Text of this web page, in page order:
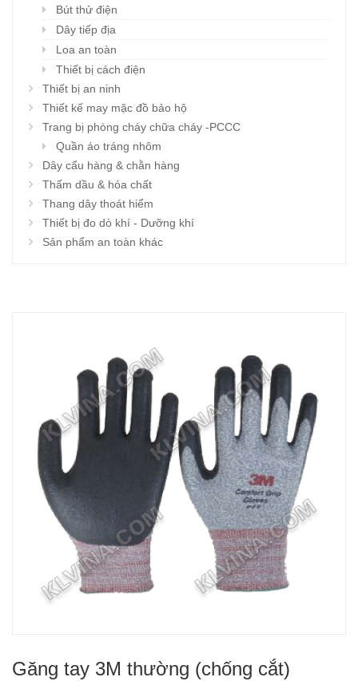
Bút thử điện
Dây tiếp địa
Loa an toàn
Thiết bị cách điện
Thiết bị an ninh
Thiết kế may mặc đồ bảo hộ
Trang bị phòng cháy chữa cháy -PCCC
Quần áo tráng nhôm
Dây cẩu hàng & chằn hàng
Thấm dầu & hóa chất
Thang dây thoát hiểm
Thiết bị đo dò khí - Dưỡng khí
Sản phẩm an toàn khác
Găng tay 3M thường (chống cắt)